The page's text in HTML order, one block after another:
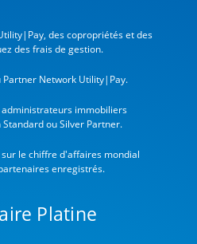
des copropriétés et des
des frais de gestion.
Partner Network Utility|Pay.
immobiliers
ou Silver Partner.
sur le chiffre d'affaires mondial
enregistrés.
Platine